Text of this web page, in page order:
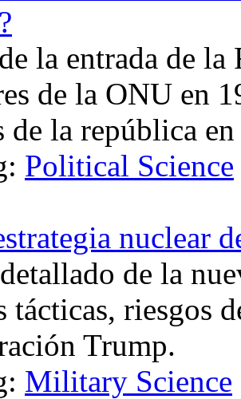
la entrada de
de la ONU en
de la república
Political Science
nuclear
de la
tácticas, riesgos
Trump.
Military Science